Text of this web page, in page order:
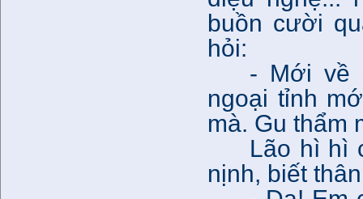
buồn cười
hỏi:
- Mới về
ngoại tỉnh
mà. Gu thẩm
Lão hì hì
nịnh, biết